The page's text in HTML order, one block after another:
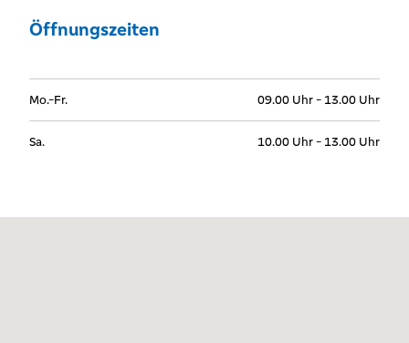
Öffnungszeiten
Mo.-Fr. 09.00 Uhr - 13.00 Uhr
Sa. 10.00 Uhr - 13.00 Uhr